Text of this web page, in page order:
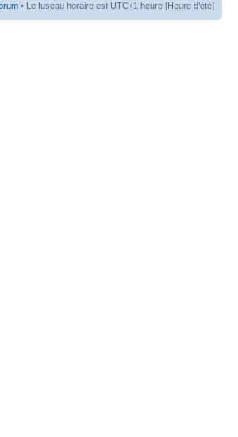
• Le fuseau horaire est UTC+1 heure [Heure d’été]